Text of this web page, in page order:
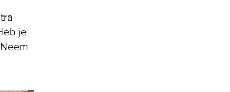
je